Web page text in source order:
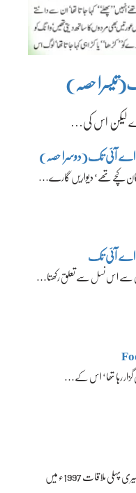
حصہ)
لیکن اس کی…
آئی تک(دوسرا حصہ)
کچے تھے‘ دیواریں گارے…
اے آئی تک
سے اس نسل سے تعلق رکھتا…
گزار رہا تھا‘ اس کے…
امیرالعظیم صاحب سے میری پہلی ملاقات 1997ء میں